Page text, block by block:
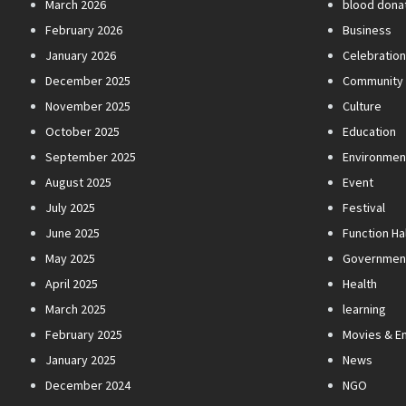
March 2026
February 2026
January 2026
December 2025
November 2025
October 2025
September 2025
August 2025
July 2025
June 2025
May 2025
April 2025
March 2025
February 2025
January 2025
December 2024
blood
Business
Celebration
Community
Culture
Education
Event
Festival
Function
Health
learning
Movies &
News
NGO